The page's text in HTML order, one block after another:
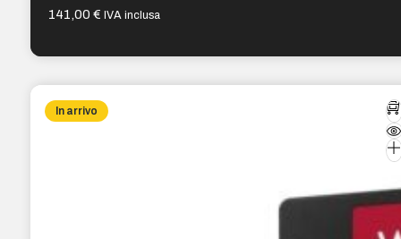
141,00€ IVA inclusa
In arrivo